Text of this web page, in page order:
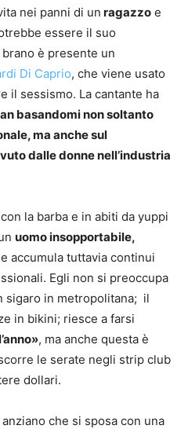
nei panni di un ragazzo e
essere il suo
è presente un
Di Caprio, che viene usato
il sessismo. La cantante ha
basandomi non soltanto
ma anche sul
dalle donne nell’industria
la barba e in abiti da yuppi
uomo insopportabile,
accumula tuttavia continui
Egli non si preoccupa
sigaro in metropolitana; il
in bikini; riesce a farsi
, ma anche questa è
le serate negli strip club
dollari.
che si sposa con una